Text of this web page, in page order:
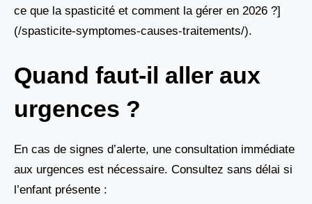
ce que la spasticité et comment la gérer en 2026 ?]
(/spasticite-symptomes-causes-traitements/).
Quand faut-il aller aux
urgences ?
En cas de signes d’alerte, une consultation immédiate
aux urgences est nécessaire. Consultez sans délai si
l’enfant présente :